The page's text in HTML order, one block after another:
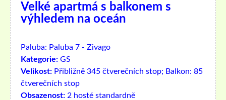
Velké apartmá s balkonem s
výhledem na oceán
Paluba: Paluba 7 - Zivago
Kategorie: GS
Velikost: Přibližně 345 čtverečních stop; Balkon: 85
čtverečních stop
Obsazenost: 2 hosté standardně